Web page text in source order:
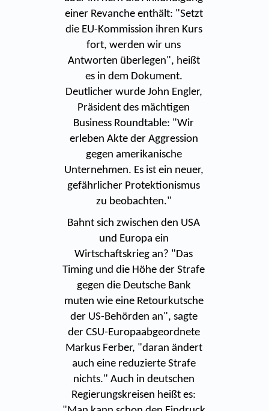
einer Revanche enthält: "Setzt
die EU-Kommission ihren Kurs
fort, werden wir uns
Antworten überlegen", heißt
es in dem Dokument.
Deutlicher wurde John Engler,
Präsident des mächtigen
Business Roundtable: "Wir
erleben Akte der Aggression
gegen amerikanische
Unternehmen. Es ist ein neuer,
gefährlicher Protektionismus
zu beobachten."
Bahnt sich zwischen den USA
und Europa ein
Wirtschaftskrieg an? "Das
Timing und die Höhe der Strafe
gegen die Deutsche Bank
muten wie eine Retourkutsche
der US-Behörden an", sagte
der CSU-Europaabgeordnete
Markus Ferber, "daran ändert
auch eine reduzierte Strafe
nichts." Auch in deutschen
Regierungskreisen heißt es: